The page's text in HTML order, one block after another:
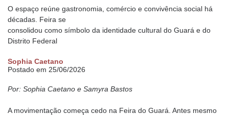
O espaço reúne gastronomia, comércio e convivência social há
décadas. Feira se
consolidou como símbolo da identidade cultural do Guará e do
Distrito Federal
Sophia Caetano
Postado em 25/06/2026
Por: Sophia Caetano e Samyra Bastos
A movimentação começa cedo na Feira do Guará. Antes mesmo